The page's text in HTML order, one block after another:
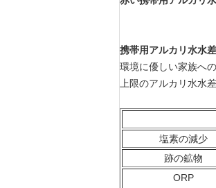
携帯用アルカリ水水
環境に優しい家族へ
上限のアルカリ水水
塩素の減少
跡の鉱物
ORP